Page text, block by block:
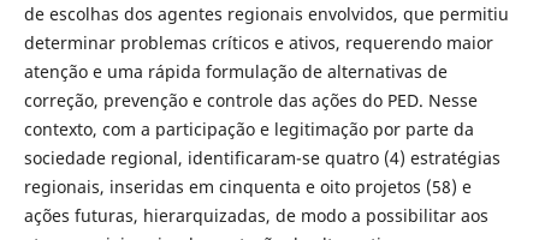
de escolhas dos agentes regionais envolvidos, que permitiu
determinar problemas críticos e ativos, requerendo maior
atenção e uma rápida formulação de alternativas de
correção, prevenção e controle das ações do PED. Nesse
contexto, com a participação e legitimação por parte da
sociedade regional, identificaram-se quatro (4) estratégias
regionais, inseridas em cinquenta e oito projetos (58) e
ações futuras, hierarquizadas, de modo a possibilitar aos